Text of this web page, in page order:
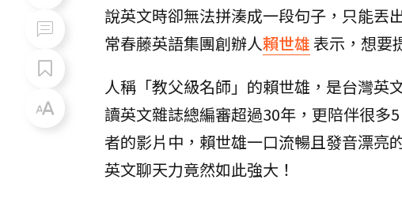
說英文時卻無法拼湊成一段句子，只能丟
常春藤英語集團創辦人賴世雄表示，想要
人稱「教父級名師」的賴世雄，是台灣英
讀英文雜誌總編審超過30年，更陪伴很多
者的影片中，賴世雄一口流暢且發音漂亮
英文聊天力竟然如此強大！